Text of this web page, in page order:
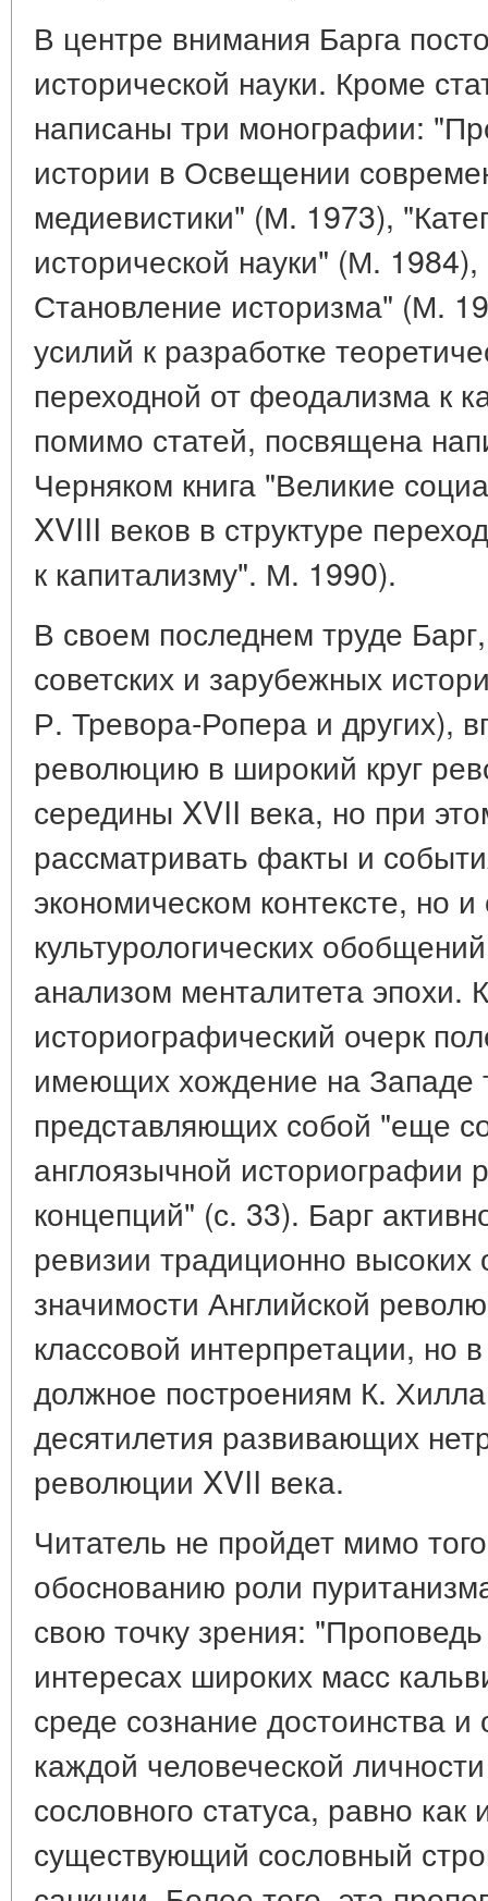
В центре внимания Барга
исторической науки. Кроме
написаны три монографии:
истории в Освещении
медиевистики" (М. 1973),
исторической науки" (М.
Становление историзма" (М.
усилий к разработке
переходной от феодализма к
помимо статей, посвящена
Черняком книга "Великие
XVIII веков в структуре
к капитализму". М. 1990).
В своем последнем труде
советских и зарубежных
Р. Тревора-Ропера и других),
революцию в широкий круг
середины XVII века, но при
рассматривать факты и
экономическом контексте, но
культурологических
анализом менталитета эпохи.
историографический очерк
имеющих хождение на Западе
представляющих собой "еще
англоязычной историографии
концепций" (с. 33). Барг
ревизии традиционно высоких
значимости Английской
классовой интерпретации, но
должное построениям К.
десятилетия развивающих
революции XVII века.
Читатель не пройдет мимо
обоснованию роли
свою точку зрения:
интересах широких масс
среде сознание достоинства
каждой человеческой
сословного статуса, равно как
существующий сословный